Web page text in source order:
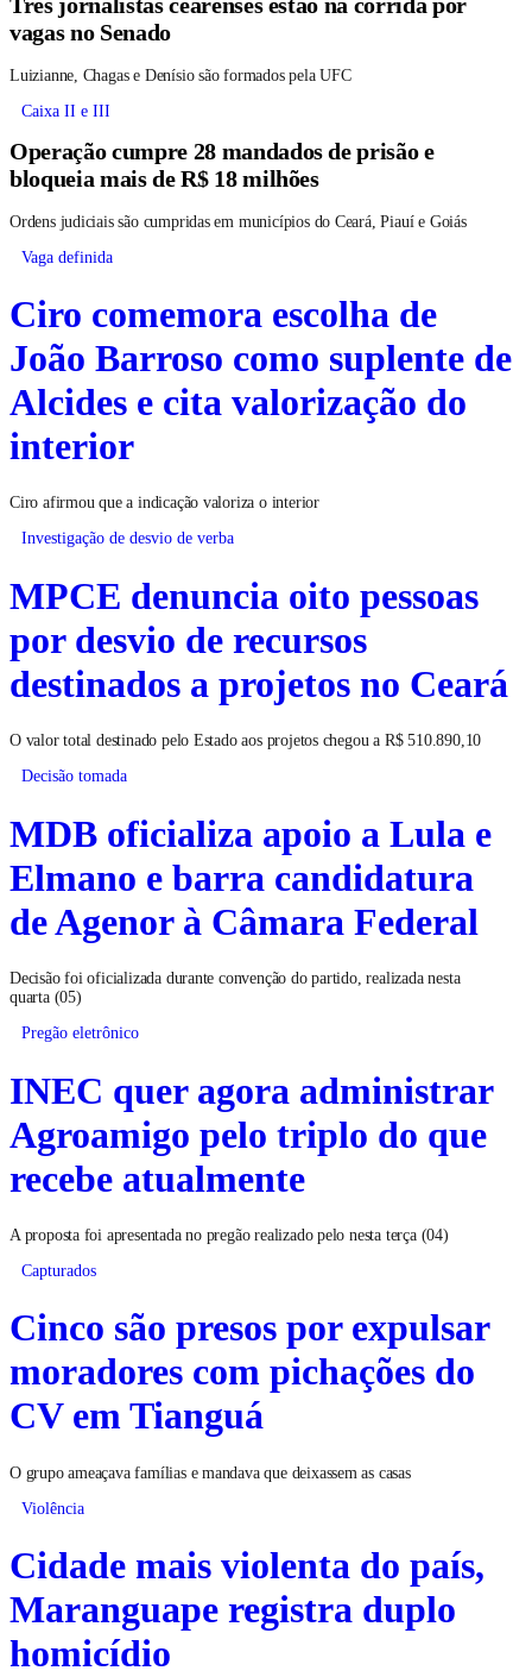
vagas no Senado
Luizianne, Chagas e Denísio são formados pela UFC
Caixa II e III
Operação cumpre 28 mandados de prisão e
bloqueia mais de R$ 18 milhões
Ordens judiciais são cumpridas em municípios do Ceará, Piauí e Goiás
Vaga definida
Ciro comemora escolha de
João Barroso como suplente de
Alcides e cita valorização do
interior
Ciro afirmou que a indicação valoriza o interior
Investigação de desvio de verba
MPCE denuncia oito pessoas
por desvio de recursos
destinados a projetos no Ceará
O valor total destinado pelo Estado aos projetos chegou a R$ 510.890,10
Decisão tomada
MDB oficializa apoio a Lula e
Elmano e barra candidatura
de Agenor à Câmara Federal
Decisão foi oficializada durante convenção do partido, realizada nesta
quarta (05)
Pregão eletrônico
INEC quer agora administrar
Agroamigo pelo triplo do que
recebe atualmente
A proposta foi apresentada no pregão realizado pelo nesta terça (04)
Capturados
Cinco são presos por expulsar
moradores com pichações do
CV em Tianguá
O grupo ameaçava famílias e mandava que deixassem as casas
Violência
Cidade mais violenta do país,
Maranguape registra duplo
homicídio